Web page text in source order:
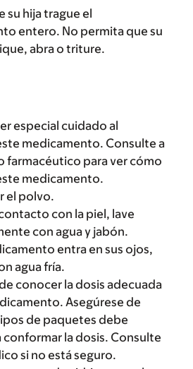
su hija trague el
entero. No permita que su
abra o triture.
especial cuidado al
medicamento. Consulte a
farmacéutico para ver cómo
medicamento.
el polvo.
con la piel, lave
con agua y jabón.
entra en sus ojos,
agua fría.
conocer la dosis adecuada
Asegúrese de
de paquetes debe
conformar la dosis. Consulte
si no está seguro.